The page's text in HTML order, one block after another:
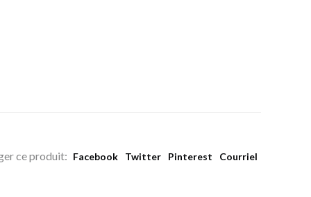
ce produit: Facebook Twitter Pinterest Courriel